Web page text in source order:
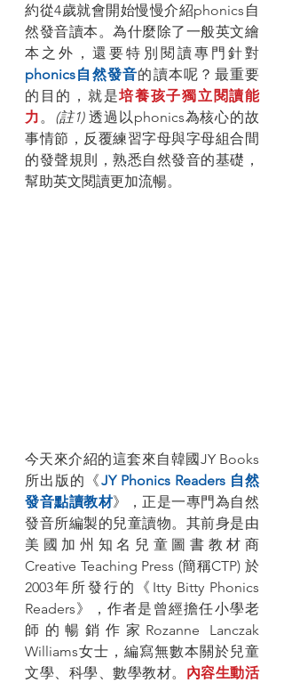
約從4歲就會開始慢慢介紹phonics自
然發音讀本。為什麼除了一般英文繪
本之外，還要特別閱讀專門針對
phonics自然發音的讀本呢？最重要
的目的，就是培養孩子獨立閱讀能
力 。 (註1) 透過以phonics為核心的故
事情節，反覆練習字母與字母組合間
的發聲規則，熟悉自然發音的基礎，
幫助英文閱讀更加流暢。
今天來介紹的這套來自韓國JY Books
所出版的《JY Phonics Readers 自然
發音點讀教材》，正是一專門為自然
發音所編製的兒童讀物。其前身是由
美國加州知名兒童圖書教材商
Creative Teaching Press (簡稱CTP) 於
2003年所發行的《Itty Bitty Phonics
Readers》，作者是曾經擔任小學老
師的暢銷作家Rozanne Lanczak
Williams女士，編寫無數本關於兒童
文學、科學、數學教材。 內容生動活